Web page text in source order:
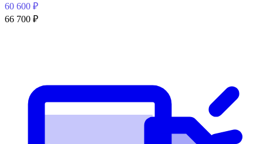
60 600 ₽
66 700 ₽